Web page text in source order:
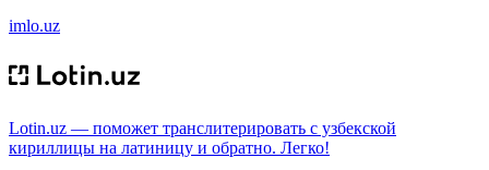
imlo.uz
Lotin.uz — поможет транслитерировать с узбекской
кириллицы на латиницу и обратно. Легко!